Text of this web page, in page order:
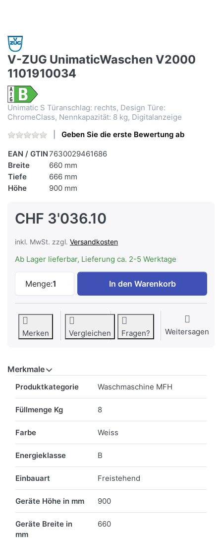
V-ZUG UnimaticWaschen V2000
1101910034
Unimatic S Türanschlag: rechts, Design Türe:
ChromeClass, Nennkapazität: 8 kg, Digitalanzeige
Geben Sie die erste Bewertung ab
EAN / GTIN7630029461686
Breite
660 mm
Tiefe
666 mm
Höhe
900 mm
CHF 3'036.10
inkl. MwSt. zzgl. Versandkosten
Ab Lager lieferbar, Lieferung ca. 2-5 Werktage
Menge:1
V-ZUG UnimaticWaschen V2000
In den Warenkorb
Merken Vergleichen Fragen? Weitersagen
Merkmale
Produktkategorie Waschmaschine MFH
Füllmenge Kg 8
Farbe Weiss
Energieklasse B
Einbauart Freistehend
Geräte Höhe in mm 900
Geräte Breite in
mm
660